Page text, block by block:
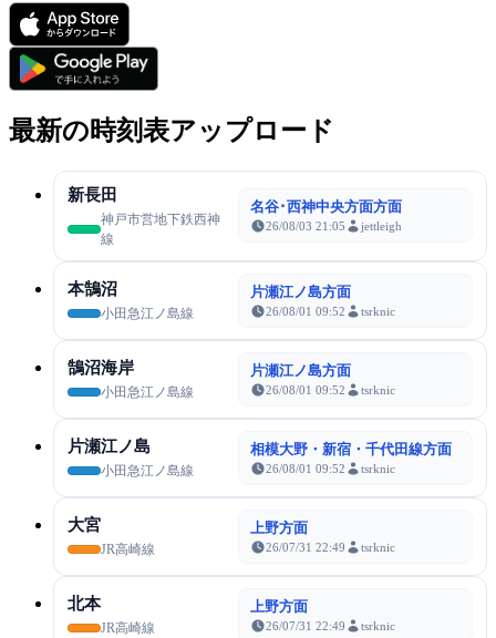
最新の時刻表アップロード
新長田
神戸市営地下鉄西神
線
名谷･西神中央方面方面
26/08/03 21:05 jettleigh
本鵠沼
小田急江ノ島線
片瀬江ノ島方面
26/08/01 09:52 tsrknic
鵠沼海岸
小田急江ノ島線
片瀬江ノ島方面
26/08/01 09:52 tsrknic
片瀬江ノ島
小田急江ノ島線
相模大野・新宿・千代田線方面
26/08/01 09:52 tsrknic
大宮
JR高崎線
上野方面
26/07/31 22:49 tsrknic
北本
JR高崎線
上野方面
26/07/31 22:49 tsrknic